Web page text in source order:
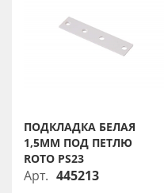
ПОДКЛАДКА БЕЛАЯ
1,5ММ ПОД ПЕТЛЮ
ROTO PS23
Арт. 445213